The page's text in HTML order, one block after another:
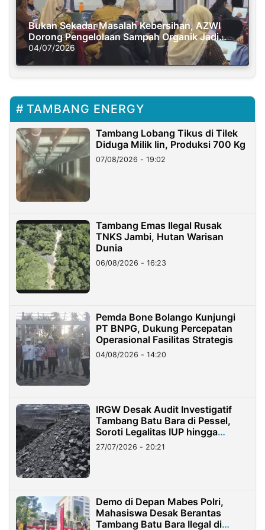
Bukan Sekadar Masalah Kebersihan, AZWI
Dorong Pengelolaan Sampah Organik Jadi
Solusi Krisis Iklim
04/07/2026
TAMBANG ENERGY
Tambang Lobang Tikus di Tilek
Diduga Milik Iin, Produksi 700 Kg
07/08/2026 - 19:02
Tambang Emas Ilegal Rusak
TNKS Jambi, Hutan Warisan
Dunia
06/08/2026 - 16:23
Pemda Bone Bolango Kunjungi
PT BNPG, Dukung Percepatan
Operasional Fasilitas Strategis
04/08/2026 - 14:20
IRGW Desak Audit Investigatif
Tambang Batu Bara di Pessel,
Soroti Legalitas IUP hingga
Stockpile
27/07/2026 - 20:21
Demo di Depan Mabes Polri,
Mahasiswa Desak Berantas
Tambang Batu Bara Ilegal di